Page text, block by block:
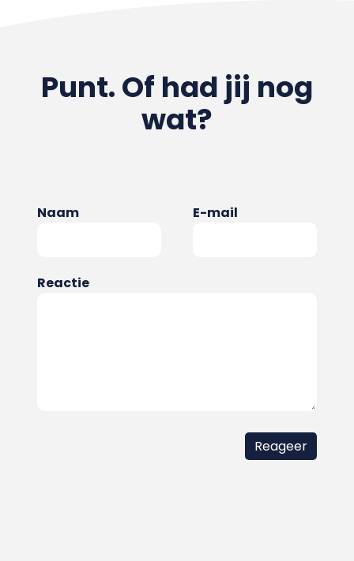
Punt. Of had jij nog
wat?
Naam E-mail
Reactie